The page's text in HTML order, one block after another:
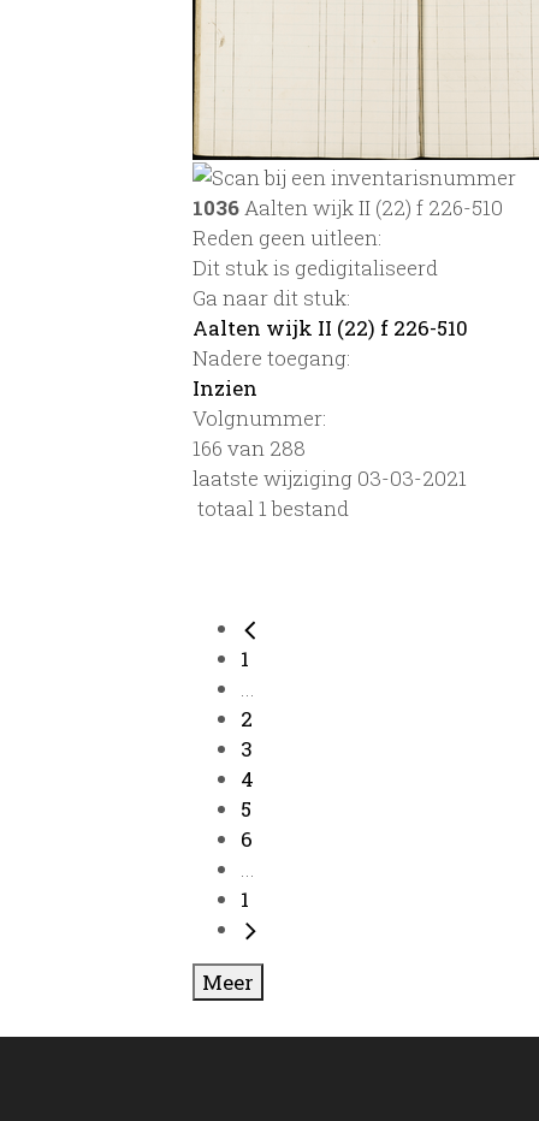
1036Aalten wijk II (22) f 226-510
Reden geen uitleen:
Dit stuk is gedigitaliseerd
Ga naar dit stuk:
Aalten wijk II (22) f 226-510
Nadere toegang:
Inzien
Volgnummer:
166 van 288
laatste wijziging 03-03-2021
totaal 1 bestand
1
...
2
3
4
5
6
...
1
Meer